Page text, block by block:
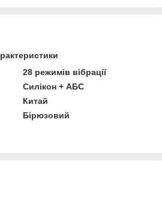
28 режимів вібрації
Силікон + АБС
Китай
Бірюзовий